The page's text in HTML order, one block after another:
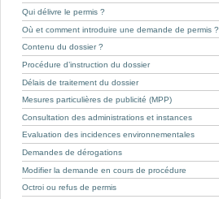
Mots-clés
Renseignements urbanistiques
Qui délivre le permis ?
Où et comment introduire une demande de permis ?
Contenu du dossier ?
Procédure d’instruction du dossier
Délais de traitement du dossier
Mesures particulières de publicité (MPP)
Consultation des administrations et instances
Evaluation des incidences environnementales
Demandes de dérogations
Modifier la demande en cours de procédure
Octroi ou refus de permis